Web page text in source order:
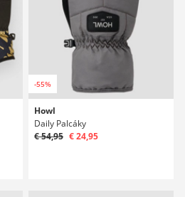
-55%
Howl
Daily Palcáky
€ 54,95 € 24,95